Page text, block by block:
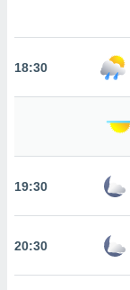
de
En
de que
18:30
19:30
20:30